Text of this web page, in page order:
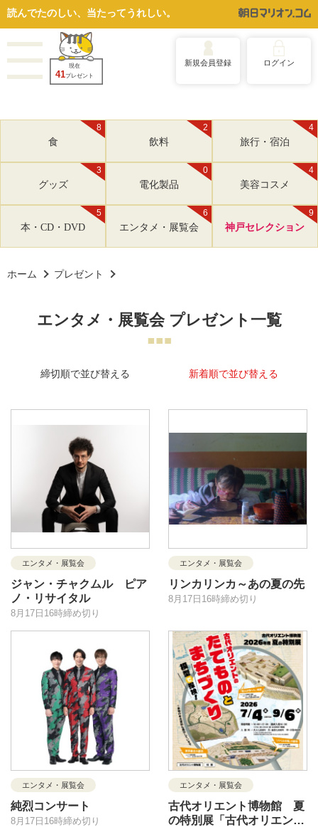
読んでたのしい、当たってうれしい。
現在
41プレゼント
新規会員登録 ログイン
8
食
2
飲料
4
旅行・宿泊
3
グッズ
0
電化製品
4
美容コスメ
5
本・CD・DVD
6
エンタメ・展覧会
9
神戸セレクション
ホーム プレゼント
エンタメ・展覧会 プレゼント一覧
締切順で並び替える 新着順で並び替える
エンタメ・展覧会
ジャン・チャクムル ピア
ノ・リサイタル
8月17日16時締め切り
エンタメ・展覧会
リンカリンカ～あの夏の先
8月17日16時締め切り
エンタメ・展覧会
純烈コンサート
8月17日16時締め切り
エンタメ・展覧会
古代オリエント博物館 夏
の特別展「古代オリエント